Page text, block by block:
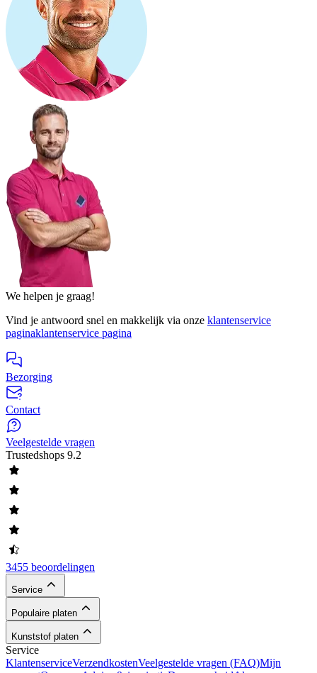
We helpen je graag!
Vind je antwoord snel en makkelijk via onze klantenservice
paginaklantenservice pagina
Bezorging
Contact
Veelgestelde vragen
Trustedshops 9.2
3455 beoordelingen
Service
Populaire platen
Kunststof platen
Service
KlantenserviceVerzendkostenVeelgestelde vragen (FAQ)Mijn